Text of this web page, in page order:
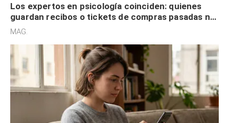
Los expertos en psicología coinciden: quienes
guardan recibos o tickets de compras pasadas no
son acumuladores, sino que tienen necesidad de
MAG.